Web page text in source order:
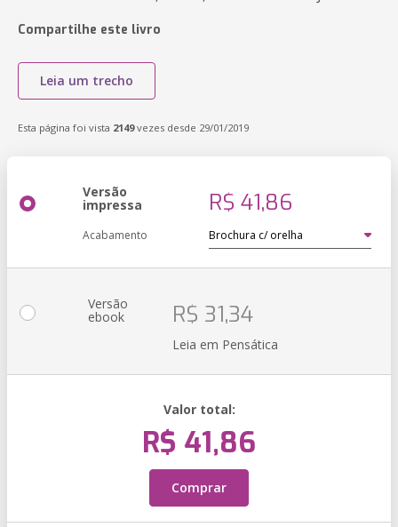
Compartilhe este livro
Leia um trecho
Esta página foi vista 2149vezes desde 29/01/2019
Versão
impressa R$ 41,86
Acabamento
Versão
ebook R$ 31,34
Leia em Pensática
Valor total:
R$ 41,86
Comprar